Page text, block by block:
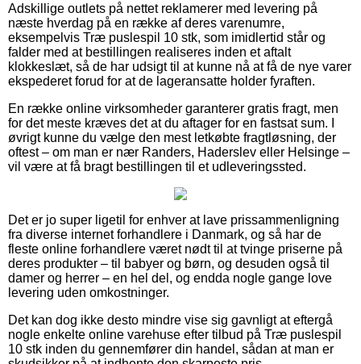
Adskillige outlets på nettet reklamerer med levering på
næste hverdag på en række af deres varenumre,
eksempelvis Træ puslespil 10 stk, som imidlertid står og
falder med at bestillingen realiseres inden et aftalt
klokkeslæt, så de har udsigt til at kunne nå at få de nye varer
ekspederet forud for at de lageransatte holder fyraften.
En række online virksomheder garanterer gratis fragt, men
for det meste kræves det at du aftager for en fastsat sum. I
øvrigt kunne du vælge den mest letkøbte fragtløsning, der
oftest – om man er nær Randers, Haderslev eller Helsinge –
vil være at få bragt bestillingen til et udleveringssted.
Det er jo super ligetil for enhver at lave prissammenligning
fra diverse internet forhandlere i Danmark, og så har de
fleste online forhandlere været nødt til at tvinge priserne på
deres produkter – til babyer og børn, og desuden også til
damer og herrer – en hel del, og endda nogle gange love
levering uden omkostninger.
Det kan dog ikke desto mindre vise sig gavnligt at eftergå
nogle enkelte online varehuse efter tilbud på Træ puslespil
10 stk inden du gennemfører din handel, sådan at man er